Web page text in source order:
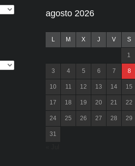
agosto 2026
L M X J V S
1
3 4 5 6 7 8
10 11 12 13 14 15
17 18 19 20 21 22
24 25 26 27 28 29
31